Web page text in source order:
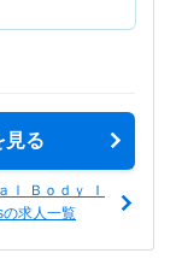
見る
ｌ Ｂｏｄｙ Ｉ
の求人一覧